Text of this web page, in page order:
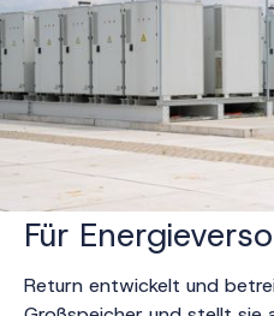
Für
Return entwickelt und